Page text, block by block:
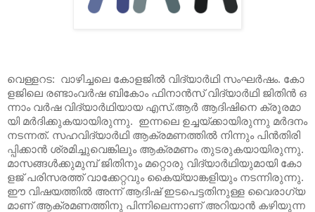
വെ​ള്ള​റ​ട: വാ​ഴി​ച്ച​ലെ കോ​ള​ജി​ൽ വി​ദ്യാ​ര്‍​ഥി സം​ഘ​ർഷം. ​കോ​
ളജി​ലെ രണ്ടാംവർഷ‍ ബി​കോം ഫി​നാ​ന്‍​സ് വി​ദ്യാ​ര്‍​ഥി ജി​തി​ന്‍ ഒ​
ന്നാം വ​ര്‍​ഷ വി​ദ്യാ​ര്‍​ഥി​യാ​യ എ​സ്.​ആ​ർ ആ​ദി​ഷി​നെ ക്രൂ​ര​മാ​
യി മ​ർ​ദി​ക്കുകയായിരുന്നു. ഇ​ന്ന​ലെ ഉ​ച്ച​യ്ക്കാ​യി​രു​ന്നു മ​ര്‍​ദ​നം
ന​ട​ന്ന​ത്. സ​ഹ​വി​ദ്യാ​ര്‍​ഥി ആ​ക്ര​മ​ണ​ത്തി​ല്‍ നി​ന്നും പി​ന്‍​തി​രി​
പ്പി​ക്കാ​ന്‍ ശ്ര​മി​ച്ചു​വെ​ങ്കി​ലും ആ​ക്ര​മ​ണം തു​ട​രു​ക​യാ​യി​രു​ന്നു.
മാ​സ​ങ്ങ​ള്‍​ക്കു​മു​മ്പ് ജി​തി​നും മ​റ്റൊ​രു വി​ദ്യാ​ര്‍​ഥി​യു​മാ​യി കോ​
ള​ജ് പ​രി​സ​ര​ത്ത് വാ​ക്കേ​റ്റ​വും കൈ​യ്യാങ്ക​ളി​യും ന​ട​ന്നി​രു​ന്നു.
ഈ ​വി​ഷ​യ​ത്തി​ല്‍ അ​ന്ന് ആ​ദി​ഷ് ഇ​ട​പെ​ട്ട​തി​നു​ള്ള വൈ​രാ​ഗ്യ​
മാ​ണ് ആ​ക്ര​മ​ണ​ത്തി​നു പി​ന്നി​ലെ​ന്നാ​ണ് അ​റി​യാ​ന്‍ ക​ഴി​യു​ന്ന​